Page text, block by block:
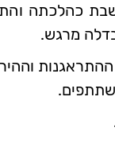
כהלכתה
מרגש.